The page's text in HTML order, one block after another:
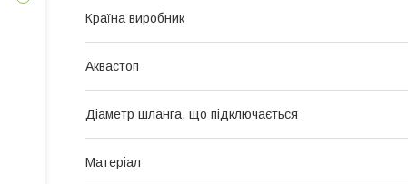
Країна виробник
Аквастоп
Діаметр шланга, що підключається
Матеріал